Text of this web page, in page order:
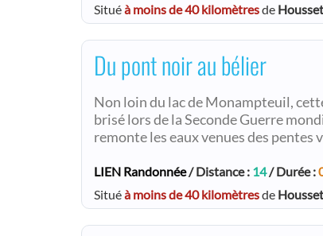
Situéà moins de 40 kilomètresde Housset
Du pont noir au bélier
Non loin du lac de Monampteuil,
brisé lors de la Seconde Guerre
remonte les eaux venues des pentes
LIEN Randonnée/ Distance : 14/ Durée :
Situéà moins de 40 kilomètresde Housset